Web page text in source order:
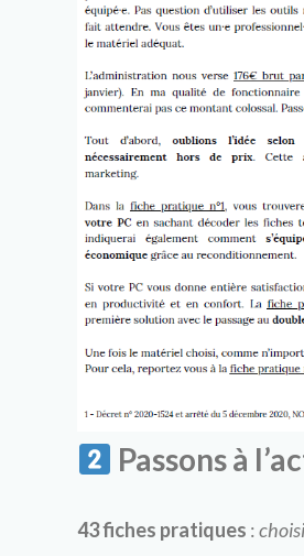
Passons à
43 fiches pratiques :